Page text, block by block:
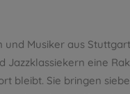
und Musiker aus
Jazzklassiekern eine
bleibt. Sie bringen